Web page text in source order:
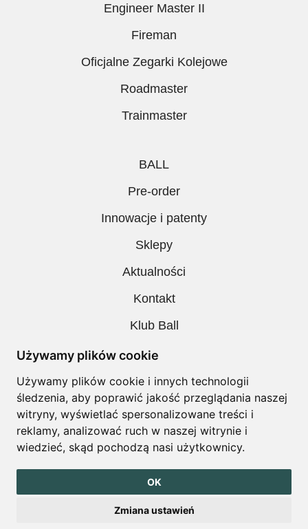
Używamy plików cookie
Używamy plików cookie i innych technologii
śledzenia, aby poprawić jakość przeglądania naszej
witryny, wyświetlać spersonalizowane treści i
reklamy, analizować ruch w naszej witrynie i
wiedzieć, skąd pochodzą nasi użytkownicy.
OK
Zmiana ustawień
Engineer Master II
Fireman
Oficjalne Zegarki Kolejowe
Roadmaster
Trainmaster
BALL
Pre-order
Innowacje i patenty
Sklepy
Aktualności
Kontakt
Klub Ball
Pobieranie
Polityka prywatności
Regulamin